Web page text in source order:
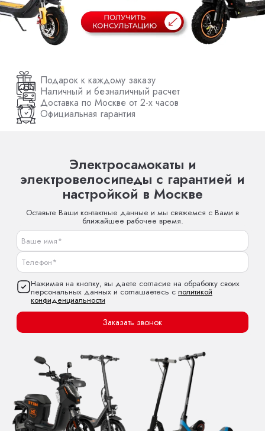
Подарок к каждому заказу
Наличный и безналичный расчет
Доставка по Москве от 2-х часов
Официальная гарантия
Электросамокаты и
электровелосипеды с гарантией и
настройкой в Москве
Оставьте Ваши контактные данные и мы свяжемся с Вами в
ближайшее рабочее время.
Нажимая на кнопку, вы даете согласие на обработку своих
персональных данных и соглашаетесь с политикой
конфиденциальности
Заказать звонок